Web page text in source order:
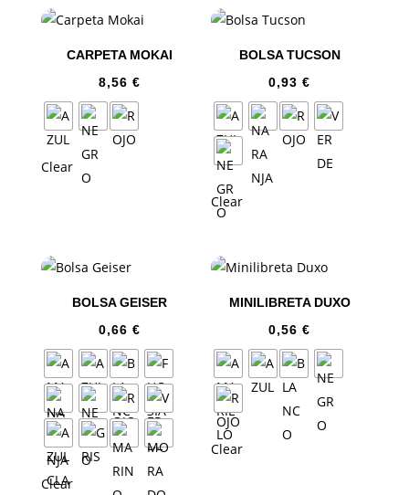
CARPETA MOKAI
8,56 €
Clear
BOLSA TUCSON
0,93€
Clear
BOLSA GEISER
0,66 €
Clear
MINILIBRETA DUXO
0,56€
Clear